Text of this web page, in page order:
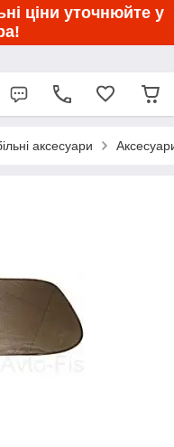
ціни уточнюйте у
аксесуари